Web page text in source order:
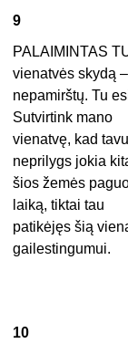
9
PALAIMINTAS
vienatvės skydą
nepamirštų. Tu
Sutvirtink mano
vienatvę, kad
neprilygs jokia
šios žemės
laiką, tiktai tau
patikėjęs šią
gailestingumui.
10